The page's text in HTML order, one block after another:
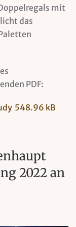
mit
das
PDF:
548.96 kB
2022 an